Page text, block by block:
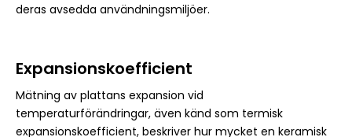
deras avsedda användningsmiljöer.
Expansionskoefficient
Mätning av plattans expansion vid
temperaturförändringar, även känd som termisk
expansionskoefficient, beskriver hur mycket en keramisk